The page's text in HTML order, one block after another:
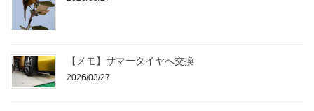
【メモ】サマータイヤへ交換
2026/03/27